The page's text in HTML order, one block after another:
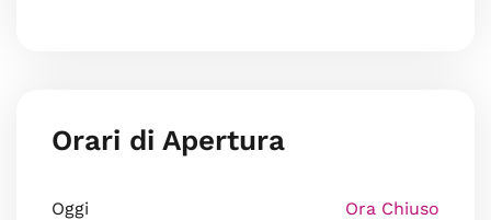
Orari di Apertura
Oggi Ora Chiuso